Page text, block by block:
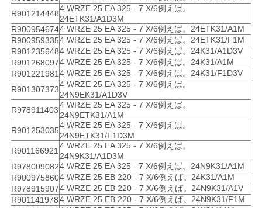
R901214448
4 WRZE 25 EA 325 - 7 X/6例えば。
24ETK31/A1D3M
R9009546744 WRZE 25 EA 325 - 7 X/6例えば。24ETK31/A1M
R9009593354 WRZE 25 EA 325 - 7 X/6例えば。24ETK31/F1M
R9012356484 WRZE 25 EA 325 - 7 X/6例えば。24K31/A1D3V
R9012680974 WRZE 25 EA 325 - 7 X/6例えば。24K31/A1M
R9012219814 WRZE 25 EA 325 - 7 X/6例えば。24K31/F1D3V
R901307373
4 WRZE 25 EA 325 - 7 X/6例えば。
24N9EK31/A1D3V
R978911403
4 WRZE 25 EA 325 - 7 X/6例えば。
24N9ETK31/A1M
R901253035
4 WRZE 25 EA 325 - 7 X/6例えば。
24N9ETK31/F1D3M
R901166921
4 WRZE 25 EA 325 - 7 X/6例えば。
24N9K31/A1D3M
R9780090824 WRZE 25 EA 325 - 7 X/6例えば。24N9K31/A1M
R9009758604 WRZE 25 EB 220 - 7 X/6例えば。24K31/A1M
R9789159074 WRZE 25 EB 220 - 7 X/6例えば。24N9K31/A1V
R9011419784 WRZE 25 EB 220 - 7 X/6例えば。24N9K31/F1M